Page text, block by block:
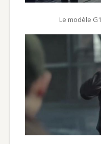
Le modèle